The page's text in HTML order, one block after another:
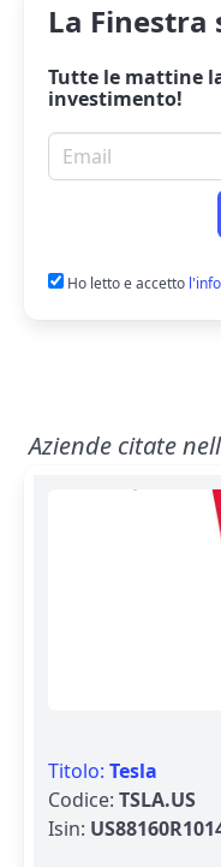
La Finestra
Tutte le mattine
investimento!
Email per
Ho letto e accetto
Aziende citate
Titolo: Tesla
Codice: TSLA.US
Isin: